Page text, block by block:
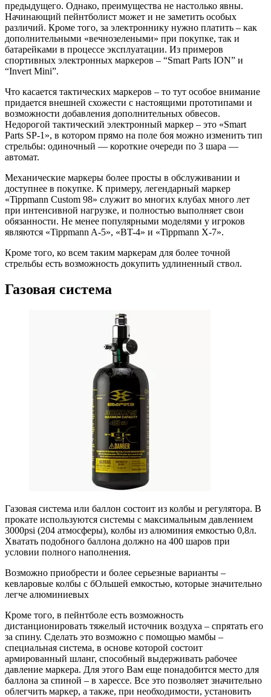
предыдущего. Однако, преимущества не настолько явны.
Начинающий пейнтболист может и не заметить особых
различий. Кроме того, за электроннику нужно платить – как
дополнительными «вечнозелеными» при покупке, так и
батарейками в процессе эксплуатации. Из примеров
спортивных электронных маркеров – “Smart Parts ION” и
“Invert Mini”.
Что касается тактических маркеров – то тут особое внимание
придается внешней схожести с настоящими прототипами и
возможности добавления дополнительных обвесов.
Недорогой тактический электронный маркер – это «Smart
Parts SP-1», в котором прямо на поле боя можно изменить тип
стрельбы: одиночный — короткие очереди по 3 шара —
автомат.
Механические маркеры более просты в обслуживании и
доступнее в покупке. К примеру, легендарный маркер
«Tippmann Custom 98» служит во многих клубах много лет
при интенсивной нагрузке, и полностью выполняет свои
обязанности. Не менее популярными моделями у игроков
являются «Tippmann A-5», «BT-4» и «Tippmann X-7».
Кроме того, ко всем таким маркерам для более точной
стрельбы есть возможность докупить удлиненный ствол.
Газовая система
Газовая система или баллон состоит из колбы и регулятора. В
прокате используются системы с максимальным давлением
3000psi (204 атмосферы), колбы из алюминия емкостью 0,8л.
Хватать подобного баллона должно на 400 шаров при
условии полного наполнения.
Возможно приобрести и более серьезные варианты –
кевларовые колбы с бОльшей емкостью, которые значительно
легче алюминиевых
Кроме того, в пейнтболе есть возможность
дистанционировать тяжелый источник воздуха – спрятать его
за спину. Сделать это возможно с помощью мамбы –
специальная система, в основе которой состоит
армированный шланг, способный выдерживать рабочее
давление маркера. Для этого Вам еще понадобится место для
баллона за спиной – в харессе. Все это позволяет значительно
облегчить маркер, а также, при необходимости, установить